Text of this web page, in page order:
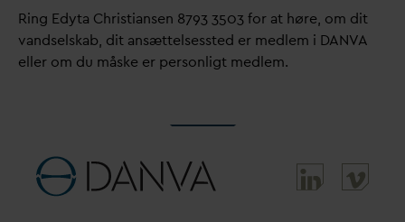
Ring Edyta Christiansen 8793 3503 for at høre, om dit
vandselskab, dit ansættelsessted er medlem i DANVA
eller om du måske er personligt medlem.